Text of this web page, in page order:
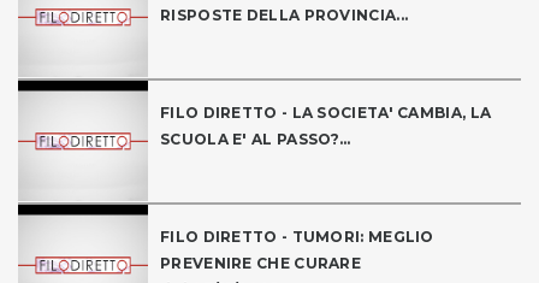
RISPOSTE DELLA PROVINCIA...
FILO DIRETTO - LA SOCIETA' CAMBIA, LA
SCUOLA E' AL PASSO?...
FILO DIRETTO - TUMORI: MEGLIO
PREVENIRE CHE CURARE